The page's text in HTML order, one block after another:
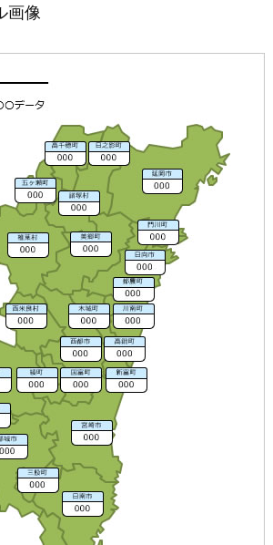
画像